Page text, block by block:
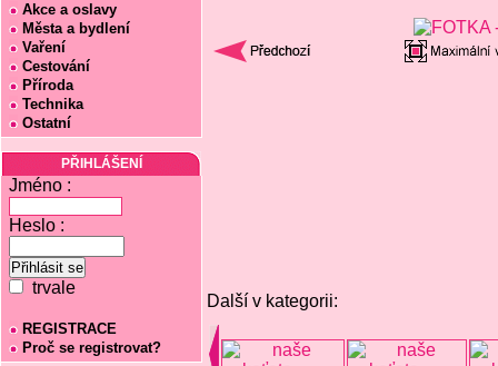
Akce a oslavy
Města a bydlení
Vaření
Cestování
Příroda
Technika
Ostatní
PŘIHLÁŠENÍ
Jméno :
Heslo :
trvale
REGISTRACE
Proč se registrovat?
Další v kategorii: